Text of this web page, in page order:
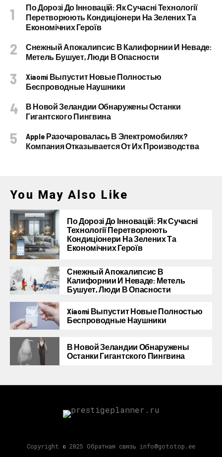
По Дорозі До Інновацій: Як Сучасні Технології
Перетворюють Кондиціонери На Зелених Та
Економічних Героїв
Снежный Апокалипсис В Калифорнии И Неваде:
Метель Бушует, Люди В Опасности
Xiaomi Выпустит Новые Полностью
Беспроводные Наушники
В Новой Зеландии Обнаружены Останки
Гигантского Пингвина
Apple Разочаровалась В Электромобилях?
Компания Отказывается От Их Производства
You May Also Like
По Дорозі До Інновацій: Як Сучасні
Технології Перетворюють
Кондиціонери На Зелених Та
Економічних Героїв
Снежный Апокалипсис В
Калифорнии И Неваде: Метель
Бушует, Люди В Опасности
Xiaomi Выпустит Новые Полностью
Беспроводные Наушники
В Новой Зеландии Обнаружены
Останки Гигантского Пингвина
Copyright © 2025 Обратная связь info@gototop.ee